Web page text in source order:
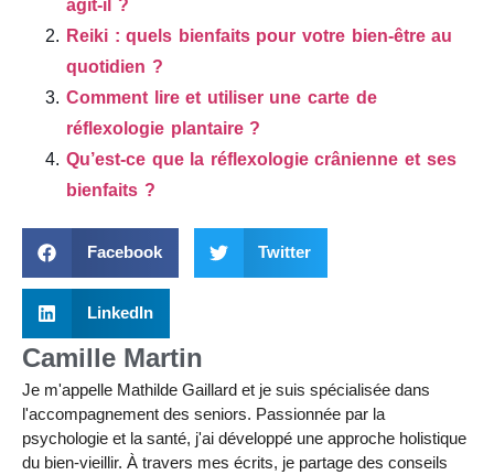
agit-il ?
Reiki : quels bienfaits pour votre bien-être au
quotidien ?
Comment lire et utiliser une carte de
réflexologie plantaire ?
Qu’est-ce que la réflexologie crânienne et ses
bienfaits ?
Facebook Twitter
LinkedIn
Camille Martin
Je m'appelle Mathilde Gaillard et je suis spécialisée dans
l'accompagnement des seniors. Passionnée par la
psychologie et la santé, j'ai développé une approche holistique
du bien-vieillir. À travers mes écrits, je partage des conseils